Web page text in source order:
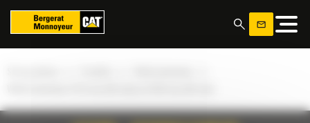
Panel zarządzania plikami cookies